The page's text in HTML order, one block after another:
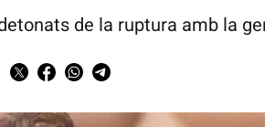
de la ruptura amb la